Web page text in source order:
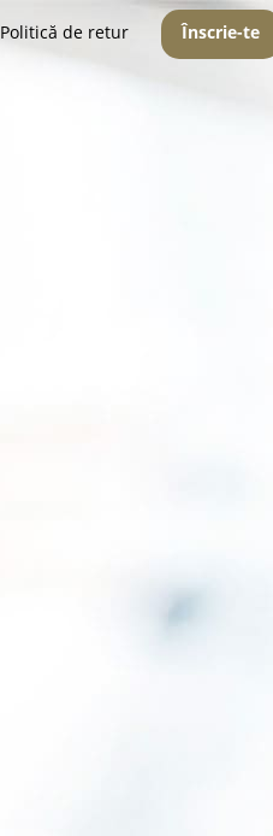
Politică de retur Înscrie-te